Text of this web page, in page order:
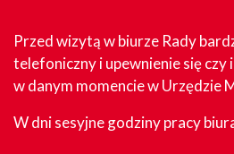
Przed wizytą w biurze Rady
telefoniczny i upewnienie się
w danym momencie w Urzędzie
W dni sesyjne godziny pracy